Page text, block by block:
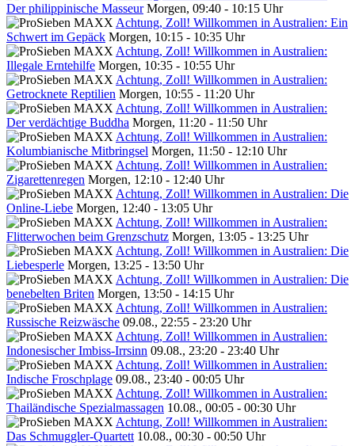
Der philippinische Masseur Morgen, 09:40 - 10:15 Uhr
Achtung, Zoll! Willkommen in Australien: Ein
Schwert im Gepäck Morgen, 10:15 - 10:35 Uhr
Achtung, Zoll! Willkommen in Australien:
Illegale Erntehilfe Morgen, 10:35 - 10:55 Uhr
Achtung, Zoll! Willkommen in Australien:
Getrocknete Reptilien Morgen, 10:55 - 11:20 Uhr
Achtung, Zoll! Willkommen in Australien:
Der verdächtige Buddha Morgen, 11:20 - 11:50 Uhr
Achtung, Zoll! Willkommen in Australien:
Kolumbianische Mitbringsel Morgen, 11:50 - 12:10 Uhr
Achtung, Zoll! Willkommen in Australien:
Zigarettenregen Morgen, 12:10 - 12:40 Uhr
Achtung, Zoll! Willkommen in Australien: Die
Online-Liebe Morgen, 12:40 - 13:05 Uhr
Achtung, Zoll! Willkommen in Australien:
Flitterwochen beim Grenzschutz Morgen, 13:05 - 13:25 Uhr
Achtung, Zoll! Willkommen in Australien: Die
Liebesperle Morgen, 13:25 - 13:50 Uhr
Achtung, Zoll! Willkommen in Australien: Die
benebelten Briten Morgen, 13:50 - 14:15 Uhr
Achtung, Zoll! Willkommen in Australien:
Russische Reizwäsche 09.08., 22:55 - 23:20 Uhr
Achtung, Zoll! Willkommen in Australien:
Indonesischer Imbiss-Irrsinn 09.08., 23:20 - 23:40 Uhr
Achtung, Zoll! Willkommen in Australien:
Indische Froschplage 09.08., 23:40 - 00:05 Uhr
Achtung, Zoll! Willkommen in Australien:
Thailändische Spezialmassagen 10.08., 00:05 - 00:30 Uhr
Achtung, Zoll! Willkommen in Australien:
Das Schmuggler-Quartett 10.08., 00:30 - 00:50 Uhr